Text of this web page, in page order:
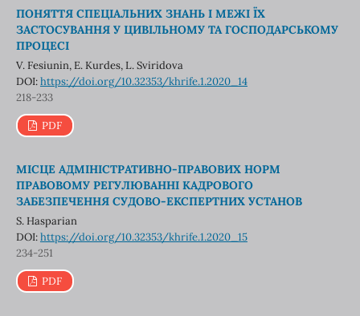
ПОНЯТТЯ СПЕЦІАЛЬНИХ ЗНАНЬ І МЕЖІ ЇХ
ЗАСТОСУВАННЯ У ЦИВІЛЬНОМУ ТА ГОСПОДАРСЬКОМУ
ПРОЦЕСІ
V. Fesiunin, E. Kurdes, L. Sviridova
DOI:https://doi.org/10.32353/khrife.1.2020_14
218-233
PDF
МІСЦЕ АДМІНІСТРАТИВНО-ПРАВОВИХ НОРМ
ПРАВОВОМУ РЕГУЛЮВАННІ КАДРОВОГО
ЗАБЕЗПЕЧЕННЯ СУДОВО-ЕКСПЕРТНИХ УСТАНОВ
S. Hasparian
DOI:https://doi.org/10.32353/khrife.1.2020_15
234-251
PDF